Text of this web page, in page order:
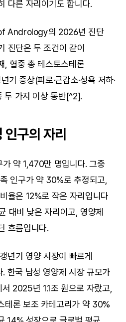
다른 자리이기도 합니다.
Andrology의 2026년 진단
진단은 두 조건이 같이
, 혈중 총 테스토스테론
증상(피로·근감소·성욕 저하·
두 가지 이상 동반[^2].
구의 자리
약 1,470만 명입니다. 그중
인구가 약 30%로 추정되고,
율은 12%로 작은 자리입니다
대비 낮은 자리이고, 영양제
흐름입니다.
년기 영양 시장이 빠르게
한국 남성 영양제 시장 규모가
2025년 1.1조 원으로 자랐고,
테론 보조 카테고리가 약 30%